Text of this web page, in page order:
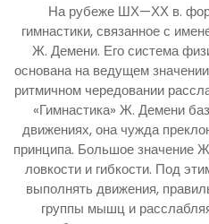
На рубеже ШХ—ХХ в.
гимнастики, связанное с
Ж. Демени. Его система
основана на ведущем
ритмичном чередовании
«Гимнастика» Ж. Демени
движениях, она чужда
принципа. Большое значение
ловкости и гибкости. Под
выполнять движения,
группы мышц и